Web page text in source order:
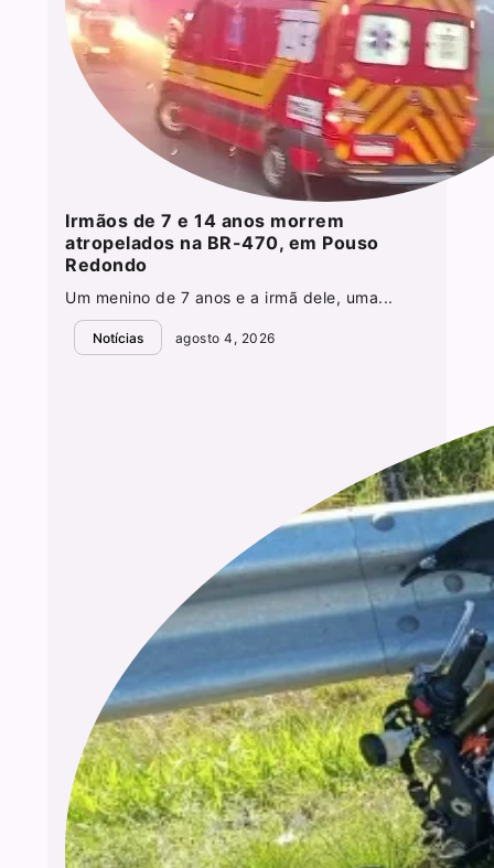
Irmãos de 7 e 14 anos morrem
atropelados na BR-470, em Pouso
Redondo
Um menino de 7 anos e a irmã dele, uma...
Notícias agosto 4, 2026